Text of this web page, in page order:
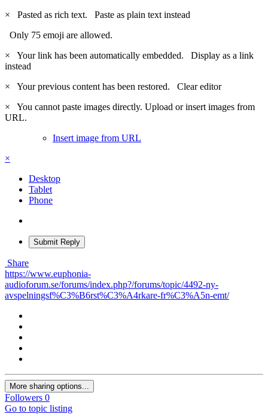
×
Pasted as rich text. Paste as plain text instead
Only 75 emoji are allowed.
×
Your link has been automatically embedded. Display as a link
instead
×
Your previous content has been restored. Clear editor
×
You cannot paste images directly. Upload or insert images from
URL.
Insert image from URL
×
Desktop
Tablet
Phone
Submit Reply
Share
https://www.euphonia-
audioforum.se/forums/index.php?/forums/topic/4492-ny-
avspelningsf%C3%B6rst%C3%A4rkare-fr%C3%A5n-emt/
More sharing options...
Followers 0
Go to topic listing